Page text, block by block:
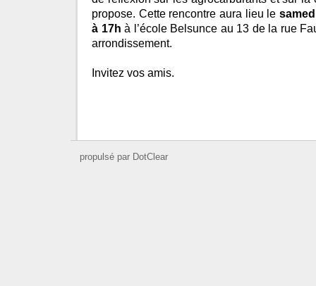
propose. Cette rencontre aura lieu le
à 17h à l’école Belsunce au 13 de la rue
arrondissement.
Invitez vos amis.
propulsé par DotClear